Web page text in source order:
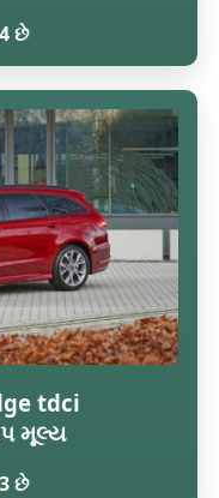
છે
tdci
મૂલ્ય
છે